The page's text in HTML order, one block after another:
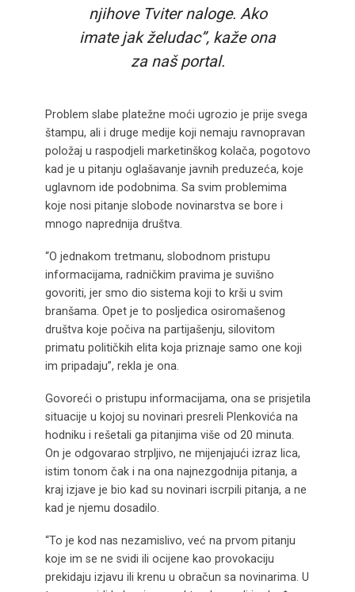
njihove Tviter naloge. Ako
imate jak želudac”, kaže ona
za naš portal.
Problem slabe platežne moći ugrozio je prije svega
štampu, ali i druge medije koji nemaju ravnopravan
položaj u raspodjeli marketinškog kolača, pogotovo
kad je u pitanju oglašavanje javnih preduzeća, koje
uglavnom ide podobnima. Sa svim problemima
koje nosi pitanje slobode novinarstva se bore i
mnogo naprednija društva.
“O jednakom tretmanu, slobodnom pristupu
informacijama, radničkim pravima je suvišno
govoriti, jer smo dio sistema koji to krši u svim
branšama. Opet je to posljedica osiromašenog
društva koje počiva na partijašenju, silovitom
primatu političkih elita koja priznaje samo one koji
im pripadaju”, rekla je ona.
Govoreći o pristupu informacijama, ona se prisjetila
situacije u kojoj su novinari presreli Plenkovića na
hodniku i rešetali ga pitanjima više od 20 minuta.
On je odgovarao strpljivo, ne mijenjajući izraz lica,
istim tonom čak i na ona najnezgodnija pitanja, a
kraj izjave je bio kad su novinari iscrpili pitanja, a ne
kad je njemu dosadilo.
“To je kod nas nezamislivo, već na prvom pitanju
koje im se ne svidi ili ocijene kao provokaciju
prekidaju izjavu ili krenu u obračun sa novinarima. U